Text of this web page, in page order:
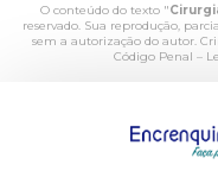
O conteúdo do texto "
reservado. Sua reprodução,
sem a autorização do autor.
Código Penal –